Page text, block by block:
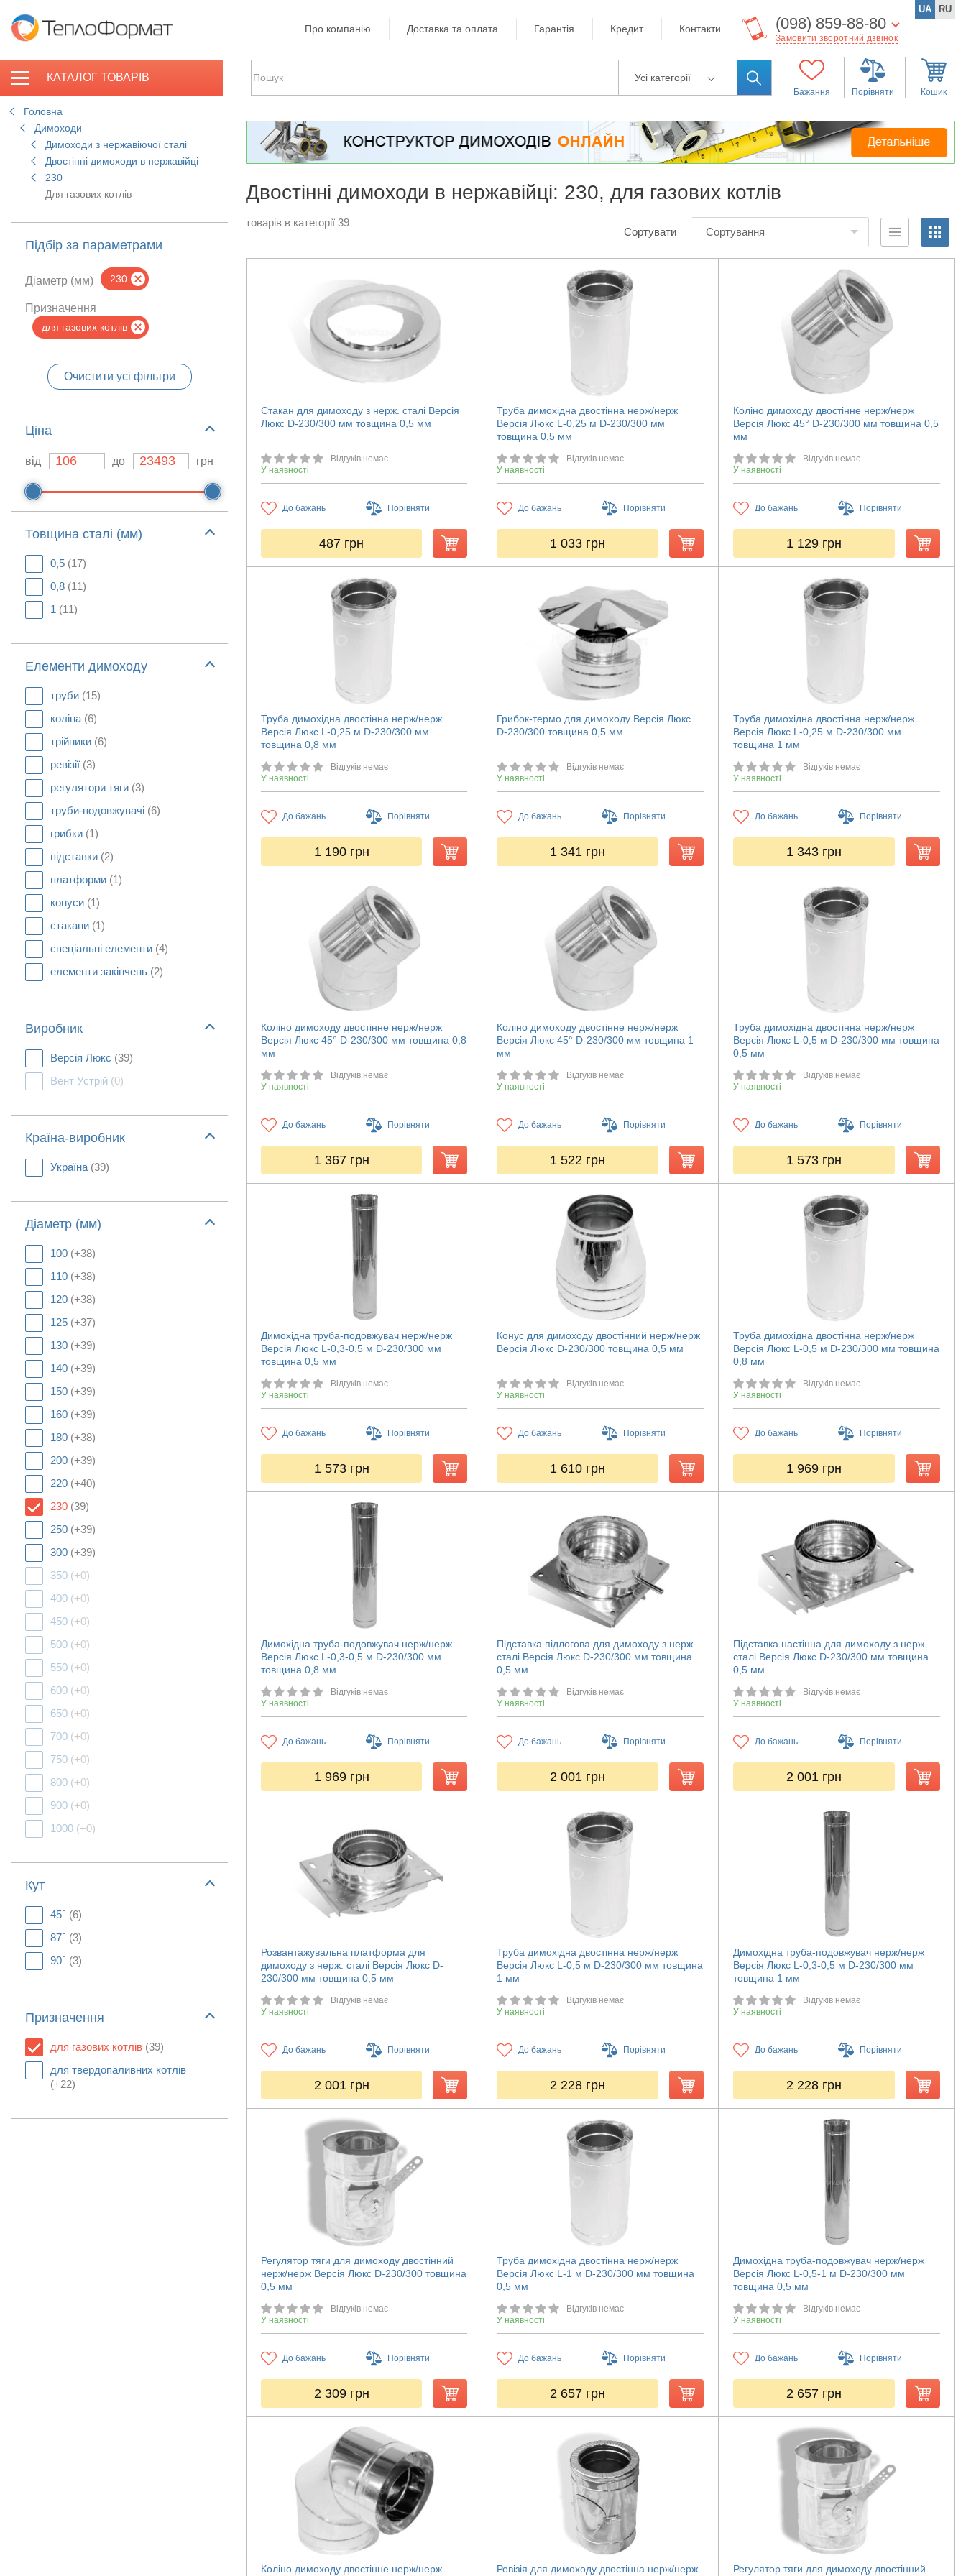
Про компанію Доставка та оплата Гарантія Кредит Контакти (098) 859-88-80
Замовити зворотний дзвінок
UA RU
КАТАЛОГ ТОВАРІВ Усі категорії
Бажання Порівняти Кошик
Головна
Димоходи
Димоходи з нержавіючої сталі
Двостінні димоходи в нержавійці
230
Для газових котлів
Підбір за параметрами
Діаметр (мм) 230
Призначення
для газових котлів
Очистити усі фільтри
Ціна
від до грн
Товщина сталі (мм)
0,5 (17)
0,8 (11)
1 (11)
Елементи димоходу
труби (15)
коліна (6)
трійники (6)
ревізії (3)
регулятори тяги (3)
труби-подовжувачі (6)
грибки (1)
підставки (2)
платформи (1)
конуси (1)
стакани (1)
спеціальні елементи (4)
елементи закінчень (2)
Виробник
Версія Люкс (39)
Вент Устрій (0)
Країна-виробник
Україна (39)
Діаметр (мм)
100 (+38)
110 (+38)
120 (+38)
125 (+37)
130 (+39)
140 (+39)
150 (+39)
160 (+39)
180 (+38)
200 (+39)
220 (+40)
230 (39)
250 (+39)
300 (+39)
350 (+0)
400 (+0)
450 (+0)
500 (+0)
550 (+0)
600 (+0)
650 (+0)
700 (+0)
750 (+0)
800 (+0)
900 (+0)
1000 (+0)
Кут
45° (6)
87° (3)
90° (3)
Призначення
для газових котлів (39)
для твердопаливних котлів
(+22)
Двостінні димоходи в нержавійці: 230, для газових котлів
товарів в категорії 39
Сортувати Сортування
Стакан для димоходу з нерж. сталі Версія
Люкс D-230/300 мм товщина 0,5 мм
Відгуків немає
У наявності
До бажань Порівняти
487 грн
Труба димохідна двостінна нерж/нерж
Версія Люкс L-0,25 м D-230/300 мм
товщина 0,5 мм
Відгуків немає
У наявності
До бажань Порівняти
1 033 грн
Коліно димоходу двостінне нерж/нерж
Версія Люкс 45° D-230/300 мм товщина 0,5
мм
Відгуків немає
У наявності
До бажань Порівняти
1 129 грн
Труба димохідна двостінна нерж/нерж
Версія Люкс L-0,25 м D-230/300 мм
товщина 0,8 мм
Відгуків немає
У наявності
До бажань Порівняти
1 190 грн
Грибок-термо для димоходу Версія Люкс
D-230/300 товщина 0,5 мм
Відгуків немає
У наявності
До бажань Порівняти
1 341 грн
Труба димохідна двостінна нерж/нерж
Версія Люкс L-0,25 м D-230/300 мм
товщина 1 мм
Відгуків немає
У наявності
До бажань Порівняти
1 343 грн
Коліно димоходу двостінне нерж/нерж
Версія Люкс 45° D-230/300 мм товщина 0,8
мм
Відгуків немає
У наявності
До бажань Порівняти
1 367 грн
Коліно димоходу двостінне нерж/нерж
Версія Люкс 45° D-230/300 мм товщина 1
мм
Відгуків немає
У наявності
До бажань Порівняти
1 522 грн
Труба димохідна двостінна нерж/нерж
Версія Люкс L-0,5 м D-230/300 мм товщина
0,5 мм
Відгуків немає
У наявності
До бажань Порівняти
1 573 грн
Димохідна труба-подовжувач нерж/нерж
Версія Люкс L-0,3-0,5 м D-230/300 мм
товщина 0,5 мм
Відгуків немає
У наявності
До бажань Порівняти
1 573 грн
Конус для димоходу двостінний нерж/нерж
Версія Люкс D-230/300 товщина 0,5 мм
Відгуків немає
У наявності
До бажань Порівняти
1 610 грн
Труба димохідна двостінна нерж/нерж
Версія Люкс L-0,5 м D-230/300 мм товщина
0,8 мм
Відгуків немає
У наявності
До бажань Порівняти
1 969 грн
Димохідна труба-подовжувач нерж/нерж
Версія Люкс L-0,3-0,5 м D-230/300 мм
товщина 0,8 мм
Відгуків немає
У наявності
До бажань Порівняти
1 969 грн
Підставка підлогова для димоходу з нерж.
сталі Версія Люкс D-230/300 мм товщина
0,5 мм
Відгуків немає
У наявності
До бажань Порівняти
2 001 грн
Підставка настінна для димоходу з нерж.
сталі Версія Люкс D-230/300 мм товщина
0,5 мм
Відгуків немає
У наявності
До бажань Порівняти
2 001 грн
Розвантажувальна платформа для
димоходу з нерж. сталі Версія Люкс D-
230/300 мм товщина 0,5 мм
Відгуків немає
У наявності
До бажань Порівняти
2 001 грн
Труба димохідна двостінна нерж/нерж
Версія Люкс L-0,5 м D-230/300 мм товщина
1 мм
Відгуків немає
У наявності
До бажань Порівняти
2 228 грн
Димохідна труба-подовжувач нерж/нерж
Версія Люкс L-0,3-0,5 м D-230/300 мм
товщина 1 мм
Відгуків немає
У наявності
До бажань Порівняти
2 228 грн
Регулятор тяги для димоходу двостінний
нерж/нерж Версія Люкс D-230/300 товщина
0,5 мм
Відгуків немає
У наявності
До бажань Порівняти
2 309 грн
Труба димохідна двостінна нерж/нерж
Версія Люкс L-1 м D-230/300 мм товщина
0,5 мм
Відгуків немає
У наявності
До бажань Порівняти
2 657 грн
Димохідна труба-подовжувач нерж/нерж
Версія Люкс L-0,5-1 м D-230/300 мм
товщина 0,5 мм
Відгуків немає
У наявності
До бажань Порівняти
2 657 грн
Коліно димоходу двостінне нерж/нерж
Ревізія для димоходу двостінна нерж/нерж
Регулятор тяги для димоходу двостінний